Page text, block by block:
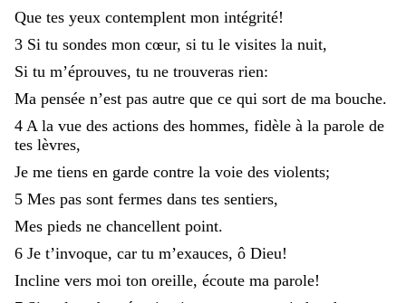
Que tes yeux contemplent mon intégrité!
3 Si tu sondes mon cœur, si tu le visites la nuit,
Si tu m’éprouves, tu ne trouveras rien:
Ma pensée n’est pas autre que ce qui sort de ma bouche.
4 A la vue des actions des hommes, fidèle à la parole de
tes lèvres,
Je me tiens en garde contre la voie des violents;
5 Mes pas sont fermes dans tes sentiers,
Mes pieds ne chancellent point.
6 Je t’invoque, car tu m’exauces, ô Dieu!
Incline vers moi ton oreille, écoute ma parole!